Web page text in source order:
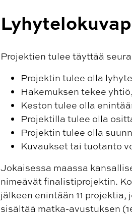
Projektien tulee täyttää
Projektin tulee olla
Hakemuksen tekee
Keston tulee olla
Projektilla tulee olla
Projektin tulee olla
Kuvaukset tai tuotanto
Jokaisessa maassa
nimeävät finalistiprojektin.
jälkeen enintään 11
sisältää matka-avustuksen